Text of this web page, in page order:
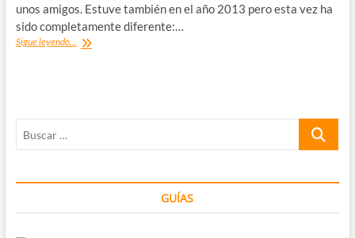
unos amigos. Estuve también en el año 2013 pero esta vez ha
sido completamente diferente:…
Sigue leyendo... Los
Buscar
GUÍAS